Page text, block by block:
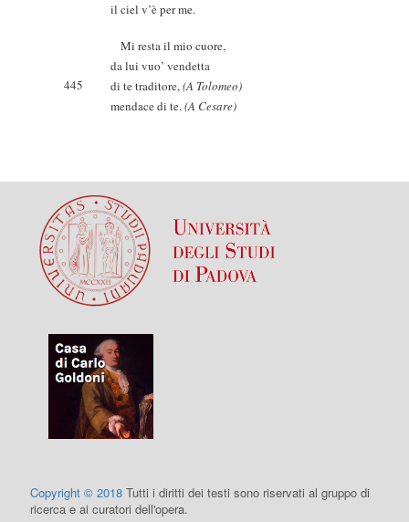
il ciel v’è per me.
Mi resta il mio cuore,
da lui vuo’ vendetta
445
di te traditore,(A Tolomeo)
mendace di te.(A Cesare)
Copyright © 2018 Tutti i diritti dei testi sono riservati al gruppo di
ricerca e ai curatori dell'opera.